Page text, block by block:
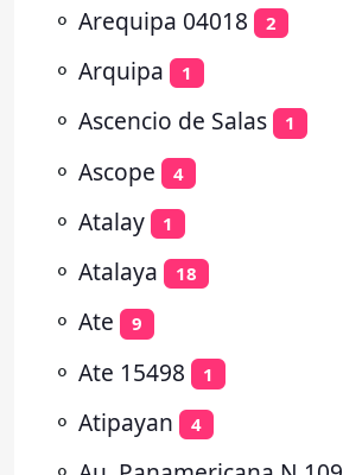
⚬ Arequipa 04018 2
⚬ Arquipa 1
⚬ Ascencio de Salas 1
⚬ Ascope 4
⚬ Atalay 1
⚬ Atalaya 18
⚬ Ate 9
⚬ Ate 15498 1
⚬ Atipayan 4